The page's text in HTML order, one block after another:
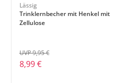
Lässig
Trinklernbecher mit Henkel mit
Zellulose
8,99 €
UVP 9,95 €